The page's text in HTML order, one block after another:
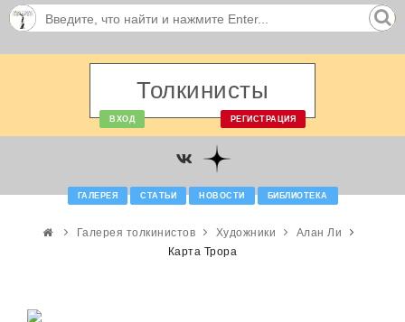
Толкинисты
ВХОД РЕГИСТРАЦИЯ
ГАЛЕРЕЯ СТАТЬИ НОВОСТИ БИБЛИОТЕКА
Галерея толкинистов Художники
Алан Ли
Карта Трора